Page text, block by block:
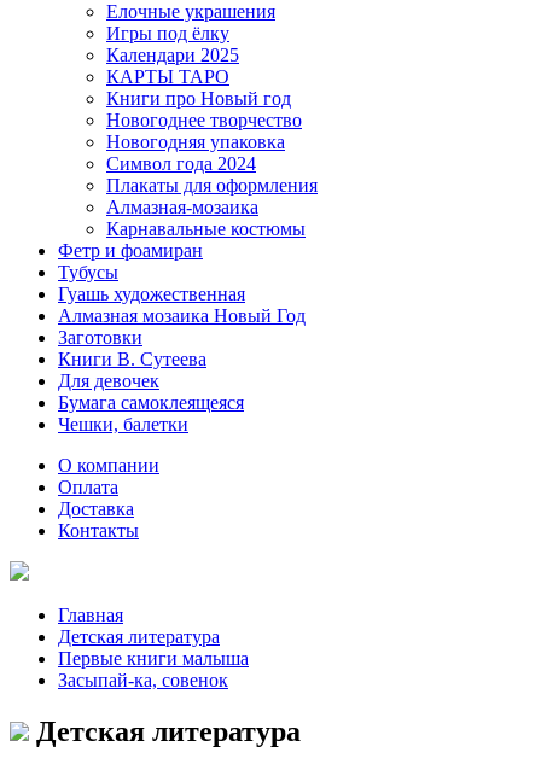
Елочные украшения
Игры под ёлку
Календари 2025
КАРТЫ ТАРО
Книги про Новый год
Новогоднее творчество
Новогодняя упаковка
Символ года 2024
Плакаты для оформления
Алмазная-мозаика
Карнавальные костюмы
Фетр и фоамиран
Тубусы
Гуашь художественная
Алмазная мозаика Новый Год
Заготовки
Книги В. Сутеева
Для девочек
Бумага самоклеящеяся
Чешки, балетки
О компании
Оплата
Доставка
Контакты
Главная
Детская литература
Первые книги малыша
Засыпай-ка, совенок
Детская литература